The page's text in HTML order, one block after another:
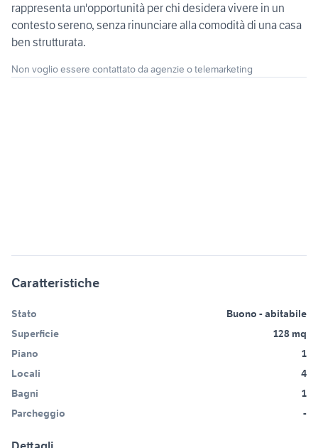
rappresenta un'opportunità per chi desidera vivere in un
contesto sereno, senza rinunciare alla comodità di una casa
ben strutturata.
Non voglio essere contattato da agenzie o telemarketing
Caratteristiche
Stato
Buono - abitabile
Superficie
128 mq
Piano
1
Locali
4
Bagni
1
Parcheggio
-